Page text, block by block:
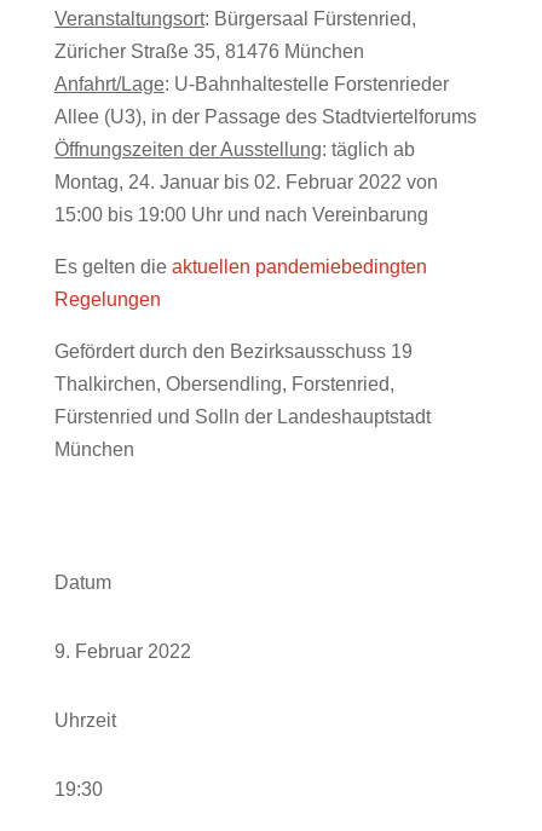
Veranstaltungsort: Bürgersaal Fürstenried,
Züricher Straße 35, 81476 München
Anfahrt/Lage: U-Bahnhaltestelle Forstenrieder
Allee (U3), in der Passage des Stadtviertelforums
Öffnungszeiten der Ausstellung: täglich ab
Montag, 24. Januar bis 02. Februar 2022 von
15:00 bis 19:00 Uhr und nach Vereinbarung
Es gelten die aktuellen pandemiebedingten
Regelungen
Gefördert durch den Bezirksausschuss 19
Thalkirchen, Obersendling, Forstenried,
Fürstenried und Solln der Landeshauptstadt
München
Datum
9. Februar 2022
Uhrzeit
19:30